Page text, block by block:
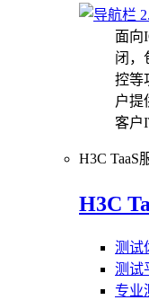
面向
闭，
控等
户提
客户
H3C TaaS
H3C
测试
测试
专业